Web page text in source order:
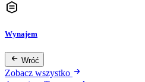
Wynajem
Wróć
Zobacz wszystko